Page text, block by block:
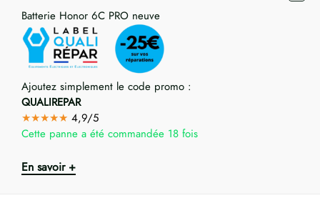
Batterie Honor 6C PRO neuve
Ajoutez simplement le code promo :
QUALIREPAR
★★★★★ 4,9/5
Cette panne a été commandée 18 fois
En savoir +